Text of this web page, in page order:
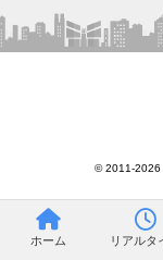
© 2011-2026
ホーム リアルタ